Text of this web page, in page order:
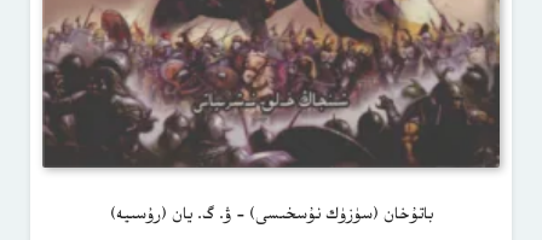
باتۇخان (سۈزۈك نۇسخىسى) – ۋ. گ. يان (رۇسىيە)